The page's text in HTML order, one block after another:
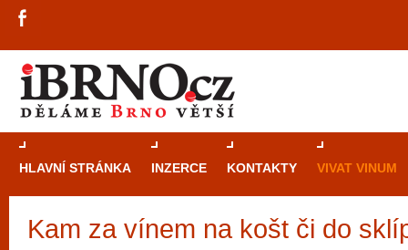
HLAVNÍ STRÁNKA INZERCE KONTAKTY VIVAT VINUM
Kam za vínem na košt či do
Průvodce